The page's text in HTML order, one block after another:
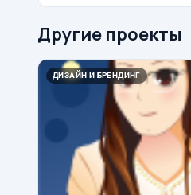
Другие проекты
ДИЗАЙН И БРЕНДИНГ